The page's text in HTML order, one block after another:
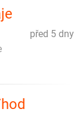
před 5 dny